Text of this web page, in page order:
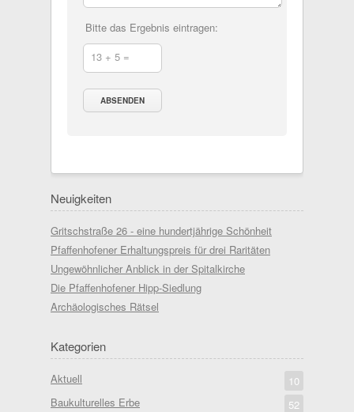
Bitte das Ergebnis eintragen:
13 + 5 =
Neuigkeiten
Gritschstraße 26 - eine hundertjährige Schönheit
Pfaffenhofener Erhaltungspreis für drei Raritäten
Ungewöhnlicher Anblick in der Spitalkirche
Die Pfaffenhofener Hipp-Siedlung
Archäologisches Rätsel
Kategorien
Aktuell
10
Baukulturelles Erbe
52